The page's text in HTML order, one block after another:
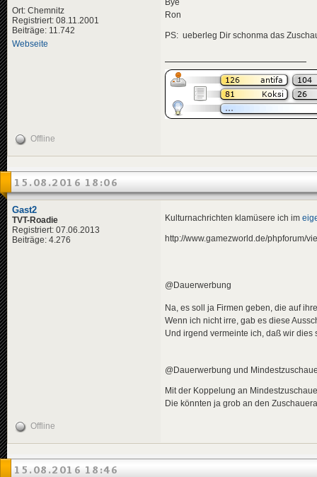
Ort: Chemnitz
Registriert: 08.11.2001
Beiträge: 11.742
Webseite
Bye
Ron
PS: ueberleg Dir schonma das
Offline
15.08.2016 18:06
Gast2
TVT-Roadie
Registriert: 07.06.2013
Beiträge: 4.276
Kulturnachrichten klamüsere ich im
http://www.gamezworld.de/phpforum/
@Dauerwerbung
Na, es soll ja Firmen geben, die auf
Wenn ich nicht irre, gab es diese
Und irgend vermeinte ich, daß wir dies
@Dauerwerbung und
Mit der Koppelung an
Die könnten ja grob an den
Offline
15.08.2016 18:46